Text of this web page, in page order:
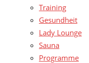
Training
Gesundheit
Lady Lounge
Sauna
Programme